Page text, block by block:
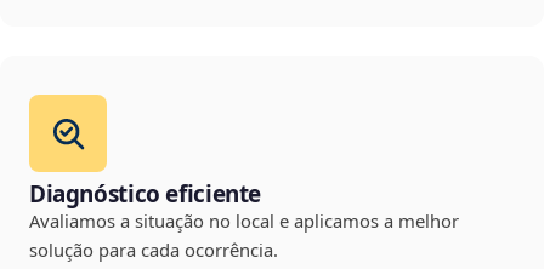
Diagnóstico eficiente
Avaliamos a situação no local e aplicamos a melhor
solução para cada ocorrência.